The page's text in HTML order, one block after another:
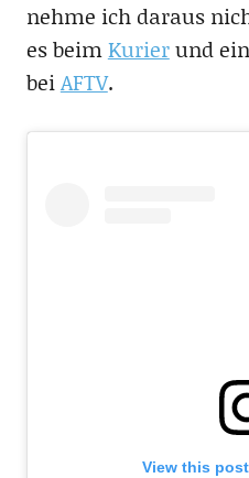
nehme ich daraus
es beimKurierund
beiAFTV.
View this